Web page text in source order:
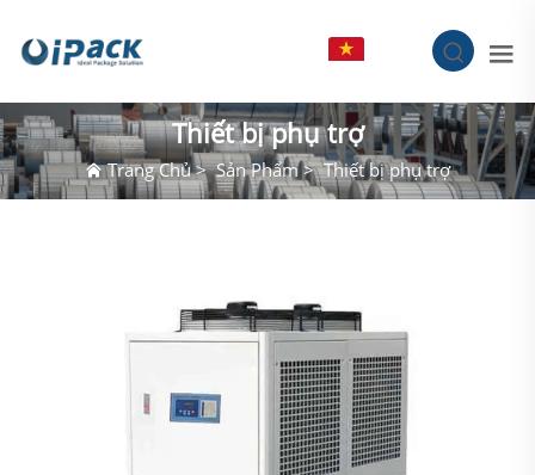
Thiết bị phụ trợ
Trang Chủ>Sản Phẩm>Thiết bị phụ trợ